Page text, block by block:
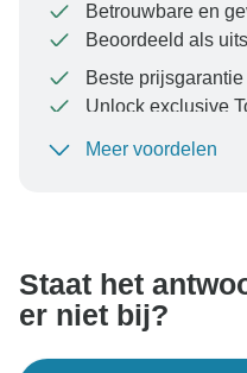
Betrouwbare en
Beoordeeld als
Beste prijsgarantie
Unlock exclusive
Om uw betaling te
Meer voordelen
Staat het
er niet bij?